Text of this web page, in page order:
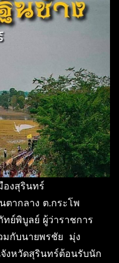
องสุรินทร์
ตากลาง ต.กระโพ
ย์พิบูลย์ ผู้ว่าราชการ
มกับนายพรชัย มุ่ง
งหวัดสุรินทร์ต้อนรับนัก